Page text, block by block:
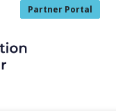
Partner Portal